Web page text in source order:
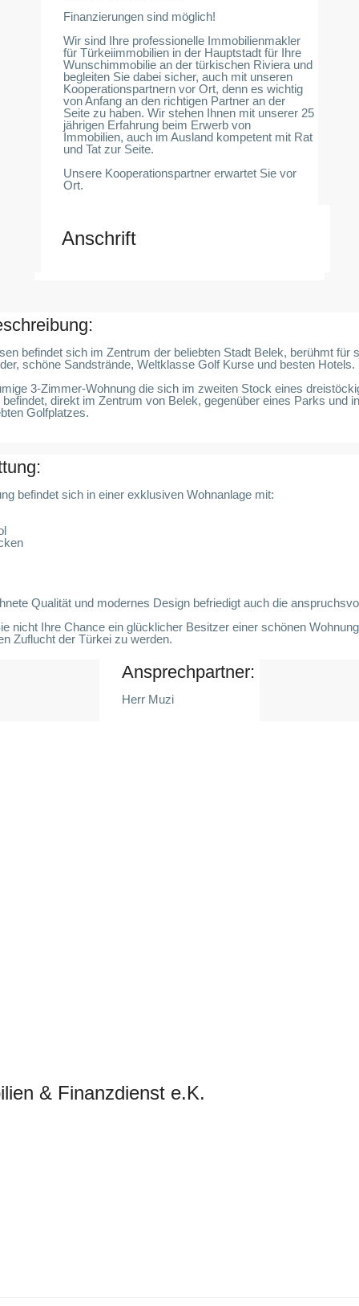
Finanzierungen sind möglich!
Wir sind Ihre professionelle Immobilienmakler
für Türkeiimmobilien in der Hauptstadt für Ihre
Wunschimmobilie an der türkischen Riviera und
begleiten Sie dabei sicher, auch mit unseren
Kooperationspartnern vor Ort, denn es wichtig
von Anfang an den richtigen Partner an der
Seite zu haben. Wir stehen Ihnen mit unserer 25
jährigen Erfahrung beim Erwerb von
Immobilien, auch im Ausland kompetent mit Rat
und Tat zur Seite.
Unsere Kooperationspartner erwartet Sie vor
Ort.
Anschrift
befindet sich im Zentrum der beliebten Stadt Belek, berühmt für
schöne Sandstrände, Weltklasse Golf Kurse und besten Hotels.
3-Zimmer-Wohnung die sich im zweiten Stock eines
direkt im Zentrum von Belek, gegenüber eines Parks und
Golfplatzes.
befindet sich in einer exklusiven Wohnanlage mit:
Qualität und modernes Design befriedigt auch die
nicht Ihre Chance ein glücklicher Besitzer einer schönen
Zuflucht der Türkei zu werden.
Ansprechpartner:
Herr Muzi
& Finanzdienst e.K.